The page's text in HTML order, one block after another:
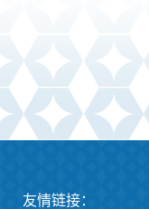
友情链接：